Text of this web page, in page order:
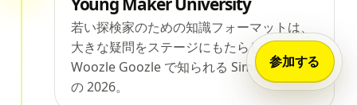
若い探検家のための知識フォーマットは、
大きな疑問をステージにもたらします。
Woozle Goozle で知られる Simón Albers
の 2026。
参加する